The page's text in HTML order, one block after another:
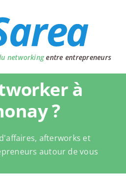
networkingentre entrepreneurs
à
?
afterworks et
autour de vous